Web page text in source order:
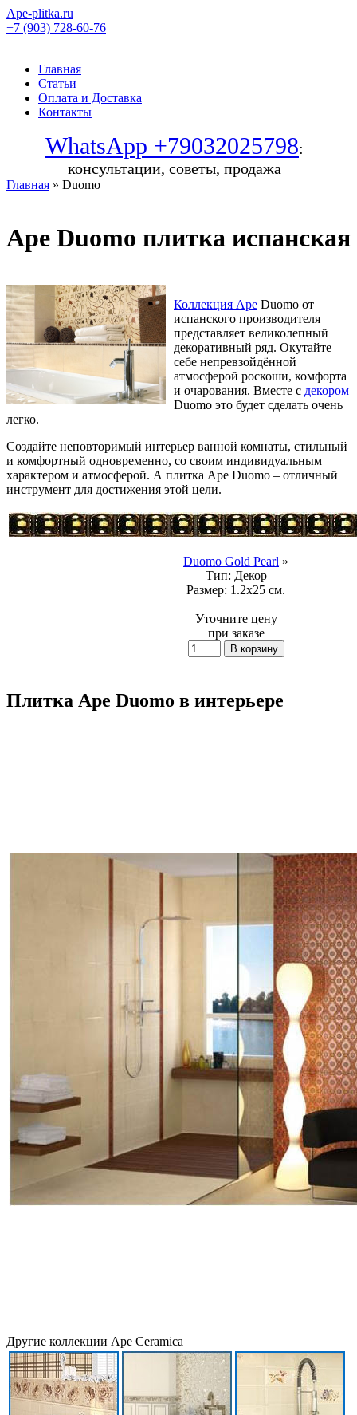
Ape-plitka.ru
+7 (903) 728-60-76
Главная
Статьи
Оплата и Доставка
Контакты
WhatsApp +79032025798:
консультации, советы, продажа
Главная » Duomo
Ape Duomo плитка испанская
Коллекция Ape Duomo от
испанского производителя
представляет великолепный
декоративный ряд. Окутайте
себе непревзойдённой
атмосферой роскоши, комфорта
и очарования. Вместе с декором
Duomo это будет сделать очень
легко.
Создайте неповторимый интерьер ванной комнаты, стильный
и комфортный одновременно, со своим индивидуальным
характером и атмосферой. А плитка Ape Duomo – отличный
инструмент для достижения этой цели.
Duomo Gold Pearl »
Тип: Декор
Размер: 1.2x25 см.
Уточните цену
при заказе
Плитка Ape Duomo в интерьере
Другие коллекции Ape Ceramica